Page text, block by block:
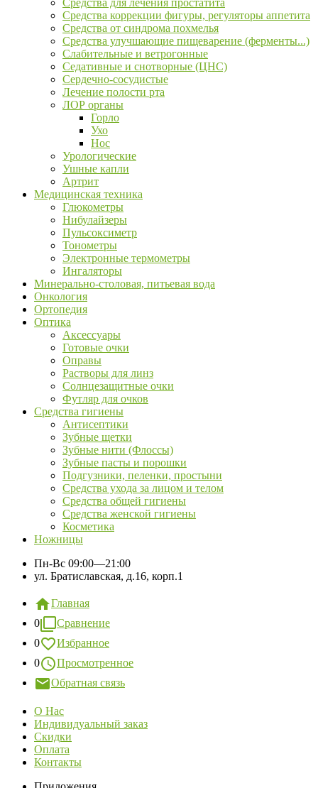
Средства для лечения простатита
Средства коррекции фигуры, регуляторы аппетита
Средства от синдрома похмелья
Средства улучшающие пищеварение (ферменты...)
Слабительные и ветрогонные
Седативные и снотворные (ЦНС)
Сердечно-сосудистые
Лечение полости рта
ЛОР органы
Горло
Ухо
Нос
Урологические
Ушные капли
Артрит
Медицинская техника
Глюкометры
Нибулайзеры
Пульсоксиметр
Тонометры
Электронные термометры
Ингаляторы
Минерально-столовая, питьевая вода
Онкология
Ортопедия
Оптика
Аксессуары
Готовые очки
Оправы
Растворы для линз
Солнцезащитные очки
Футляр для очков
Средства гигиены
Антисептики
Зубные щетки
Зубные нити (Флоссы)
Зубные пасты и порошки
Подгузники, пеленки, простыни
Средства ухода за лицом и телом
Средства общей гигиены
Средства женской гигиены
Косметика
Ножницы
Пн-Вс 09:00—21:00
ул. Братиславская, д.16, корп.1
Главная
0
Сравнение
0
Избранное
0
Просмотренное
Обратная связь
О Нас
Индивидуальный заказ
Скидки
Оплата
Контакты